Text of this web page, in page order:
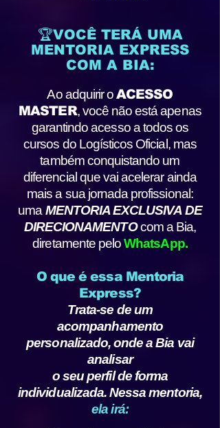
🏆VOCÊ TERÁ UMA
MENTORIA EXPRESS
COM A BIA:
Ao adquirir oACESSO
MASTER, você não está apenas
garantindo acesso a todos os
cursos do Logísticos Oficial, mas
também conquistando um
diferencial que vai acelerar ainda
mais a sua jornada profissional:
uma MENTORIA EXCLUSIVA DE
DIRECIONAMENTOcom a Bia,
diretamente peloWhatsApp.
O que é essa Mentoria
Express?
Trata-se de um
acompanhamento
personalizado, onde a Bia vai
analisar
o seu perfil de forma
individualizada. Nessa mentoria,
ela irá: